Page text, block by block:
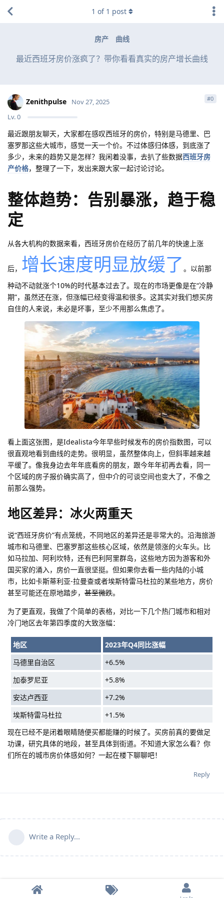
房产 曲线
最近西班牙房价涨疯了？带你看看真实的房产增长曲线
1 of 1 post
Zenithpulse
Lv.0
Nov 27, 2025 #0
最近跟朋友聊天，大家都在感叹西班牙的房价，特别是马德里、巴
塞罗那这些大城市，感觉一天一个价。不过体感归体感，到底涨了
多少，未来的趋势又是怎样？我闲着没事，去扒了些数据西班牙房
产价格，整理了一下，发出来跟大家一起讨论讨论。
整体趋势：告别暴涨，趋于稳
定
从各大机构的数据来看，西班牙房价在经历了前几年的快速上涨
后， 增长速度明显放缓了 。以前那
种动不动就涨个10%的时代基本过去了。现在的市场更像是在“冷静
期”，虽然还在涨，但涨幅已经变得温和很多。这其实对我们想买房
自住的人来说，未必是坏事，至少不用那么焦虑了。
看上面这张图，是Idealista今年早些时候发布的房价指数图，可以
很直观地看到曲线的走势。很明显，虽然整体向上，但斜率越来越
平缓了。像我身边去年年底看房的朋友，跟今年年初再去看，同一
个区域的房子报价确实高了，但中介的可谈空间也变大了，不像之
前那么强势。
地区差异：冰火两重天
说“西班牙房价”有点笼统，不同地区的差异还是非常大的。沿海旅游
城市和马德里、巴塞罗那这些核心区域，依然是领涨的火车头。比
如马拉加、阿利坎特，还有巴利阿里群岛，这些地方因为游客和外
国买家的涌入，房价一直很坚挺。但如果你去看一些内陆的小城
市，比如卡斯蒂利亚-拉曼查或者埃斯特雷马杜拉的某些地方，房价
甚至可能还在原地踏步， 甚至微跌。
为了更直观，我做了个简单的表格，对比一下几个热门城市和相对
冷门地区去年第四季度的大致涨幅：
地区
2023年Q4同比涨幅
马德里自治区
+6.5%
加泰罗尼亚
+5.8%
安达卢西亚
+7.2%
埃斯特雷马杜拉
+1.5%
现在已经不是闭着眼睛随便买都能赚的时候了。买房前真的要做足
功课，研究具体的地段，甚至具体到街道。不知道大家怎么看？你
们所在的城市房价体感如何？一起在楼下聊聊吧！
Reply
Write a Reply...